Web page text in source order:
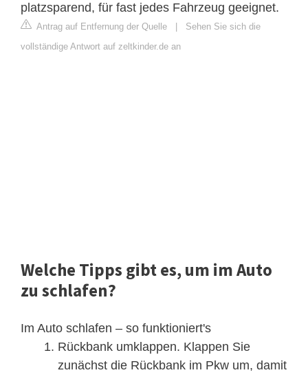
platzsparend, für fast jedes Fahrzeug geeignet.
Antrag auf Entfernung der Quelle
Sehen Sie sich die
vollständige Antwort auf zeltkinder.de an
Welche Tipps gibt es, um im Auto
zu schlafen?
Im Auto schlafen – so funktioniert's
Rückbank umklappen. Klappen Sie
zunächst die Rückbank im Pkw um, damit